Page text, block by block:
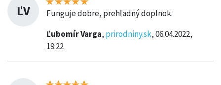
ĽV
Funguje dobre, prehľadný doplnok.
Ľubomír Varga, prirodniny.sk, 06.04.2022,
19:22